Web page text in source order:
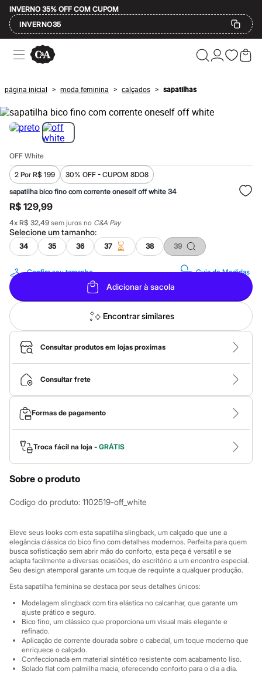
INVERNO 35% OFF COM CUPOM
INVERNO35
Ofertas
Compre por Departamento
Masculino
Infantil
Calçados
Mindse7
Plus Size
Até 20% off
Até 60% off
A partir de 60% off
Feminino
Em alta
Inverno
Alfaiataria
Novidades
Roupas
Blusas e Camisetas
Básicos
Calças
Casacos e Jaquetas
Jeans
Macacões
Saias
Shorts e Bermudas
Vestidos
Acessórios
Bolsas
Bonés e Chapéus
Bijoux
Cintos
Óculos
Relógios
Calçados
Botas
Chinelos
Rasteirinhas
Sandálias
Sapatilhas
Tênis
Marcas
City
Clock House
Sawary
Yessica
Moda esportiva
Acessórios
Blusas
Calçados
Leggings
Shorts e Bermudas
Tops
Moda íntima
Calcinhas
Cintas e Modeladores
Meias
Pijamas
página inicial > moda feminina > calçados > sapatilhas
OFF White
2 Por R$ 199
30% OFF - CUPOM 8DO8
sapatilha bico fino com corrente oneself off white 34
R$ 129,99
4x R$ 32,49 sem juros no C&A Pay
Selecione umtamanho:
34 35 36 37 38 39
Confira seu tamanho Guia de Medidas
Adicionar à sacola
Encontrar similares
Consultar produtos em lojas proximas
Consultar frete
Formas de pagamento
Troca fácil na loja - GRÁTIS
Sobre o produto
Codigo do produto: 1102519-off_white
Eleve seus looks com esta sapatilha slingback, um calçado que une a
elegância clássica do bico fino com detalhes modernos. Perfeita para quem
busca sofisticação sem abrir mão do conforto, esta peça é versátil e se
adapta facilmente a diversas ocasiões, do escritório a um encontro especial.
Seu design atemporal garante um toque de requinte a qualquer produção.
Esta sapatilha feminina se destaca por seus detalhes únicos:
Modelagem slingback com tira elástica no calcanhar, que garante um
ajuste prático e seguro.
Bico fino, um clássico que proporciona um visual mais elegante e
refinado.
Aplicação de corrente dourada sobre o cabedal, um toque moderno que
enriquece o calçado.
Confeccionada em material sintético resistente com acabamento liso.
Solado flat com palmilha macia, oferecendo conforto para o dia a dia.